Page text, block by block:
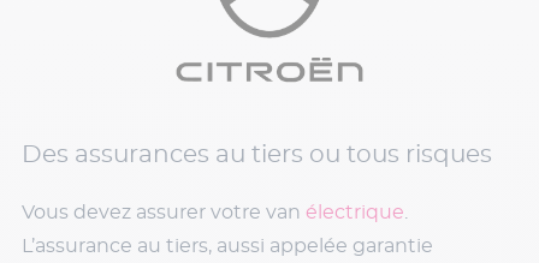
Des assurances au tiers ou tous risques
Vous devez assurer votre van électrique
L’assurance au tiers, aussi appelée garantie